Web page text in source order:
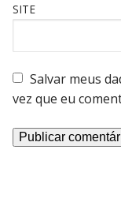
SITE
Salvar meus
vez que eu